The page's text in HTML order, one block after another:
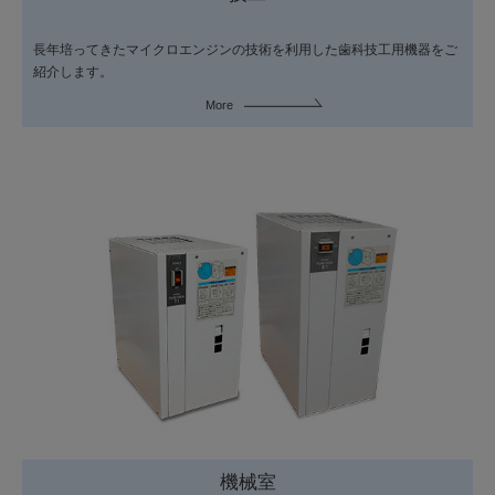
長年培ってきたマイクロエンジンの技術を利用した歯科技工用機器をご
紹介します。
More
機械室